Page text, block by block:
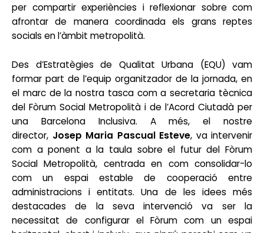
per compartir experiències i reflexionar sobre com
afrontar de manera coordinada els grans reptes
socials en l’àmbit metropolità.
Des d’Estratègies de Qualitat Urbana (EQU) vam
formar part de l’equip organitzador de la jornada, en
el marc de la nostra tasca com a secretaria tècnica
del Fòrum Social Metropolità i de l’Acord Ciutadà per
una Barcelona Inclusiva. A més, el nostre
director, Josep Maria Pascual Esteve, va intervenir
com a ponent a la taula sobre el futur del Fòrum
Social Metropolità, centrada en com consolidar-lo
com un espai estable de cooperació entre
administracions i entitats. Una de les idees més
destacades de la seva intervenció va ser la
necessitat de configurar el Fòrum com un espai